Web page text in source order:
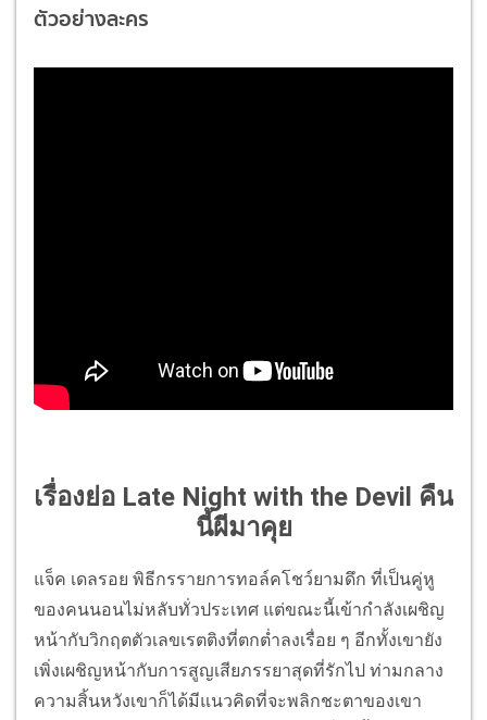
ตัวอย่างละคร
เรื่องย่อ Late Night with the Devil คืน
นี้ผีมาคุย
แจ็ค เดลรอย พิธีกรรายการทอล์คโชว์ยามดึก ที่เป็นคู่หู
ของคนนอนไม่หลับทั่วประเทศ แต่ขณะนี้เข้ากำลังเผชิญ
หน้ากับวิกฤตตัวเลขเรตติงที่ตกต่ำลงเรื่อย ๆ อีกทั้งเขายัง
เพิ่งเผชิญหน้ากับการสูญเสียภรรยาสุดที่รักไป ท่ามกลาง
ความสิ้นหวังเขาก็ได้มีแนวคิดที่จะพลิกชะตาของเขา